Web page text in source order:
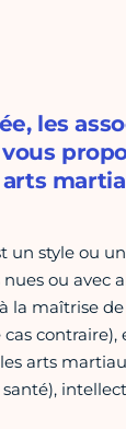
les
un style ou
ou avec
la maîtrise
cas
arts